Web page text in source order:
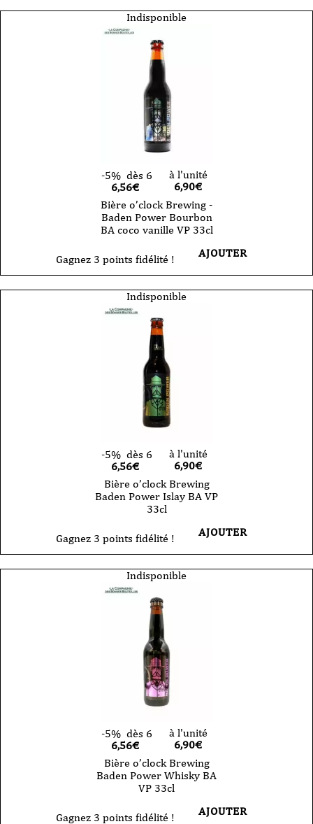
Indisponible
-5% dès 6
6,56€
à l'unité
6,90€
Bière o’clock Brewing -
Baden Power Bourbon
BA coco vanille VP 33cl
Gagnez 3 points fidélité ! AJOUTER
Indisponible
-5% dès 6
6,56€
à l'unité
6,90€
Bière o’clock Brewing
Baden Power Islay BA VP
33cl
Gagnez 3 points fidélité ! AJOUTER
Indisponible
-5% dès 6
6,56€
à l'unité
6,90€
Bière o’clock Brewing
Baden Power Whisky BA
VP 33cl
Gagnez 3 points fidélité ! AJOUTER